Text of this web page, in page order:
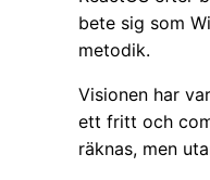
bete sig som
metodik.
Visionen har
ett fritt och
räknas, men